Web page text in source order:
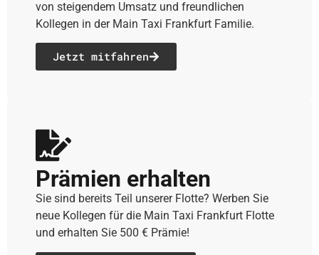
von steigendem Umsatz und freundlichen
Kollegen in der Main Taxi Frankfurt Familie.
Jetzt mitfahren
Prämien erhalten
Sie sind bereits Teil unserer Flotte? Werben Sie
neue Kollegen für die Main Taxi Frankfurt Flotte
und erhalten Sie 500 € Prämie!